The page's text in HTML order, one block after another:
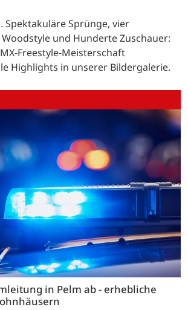
Spektakuläre Sprünge, vier
und Hunderte Zuschauer:
Freestyle-Meisterschaft
Highlights in unserer Bildergalerie.
in Pelm ab - erhebliche